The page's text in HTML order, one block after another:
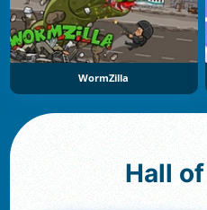
WormZilla
Hall of